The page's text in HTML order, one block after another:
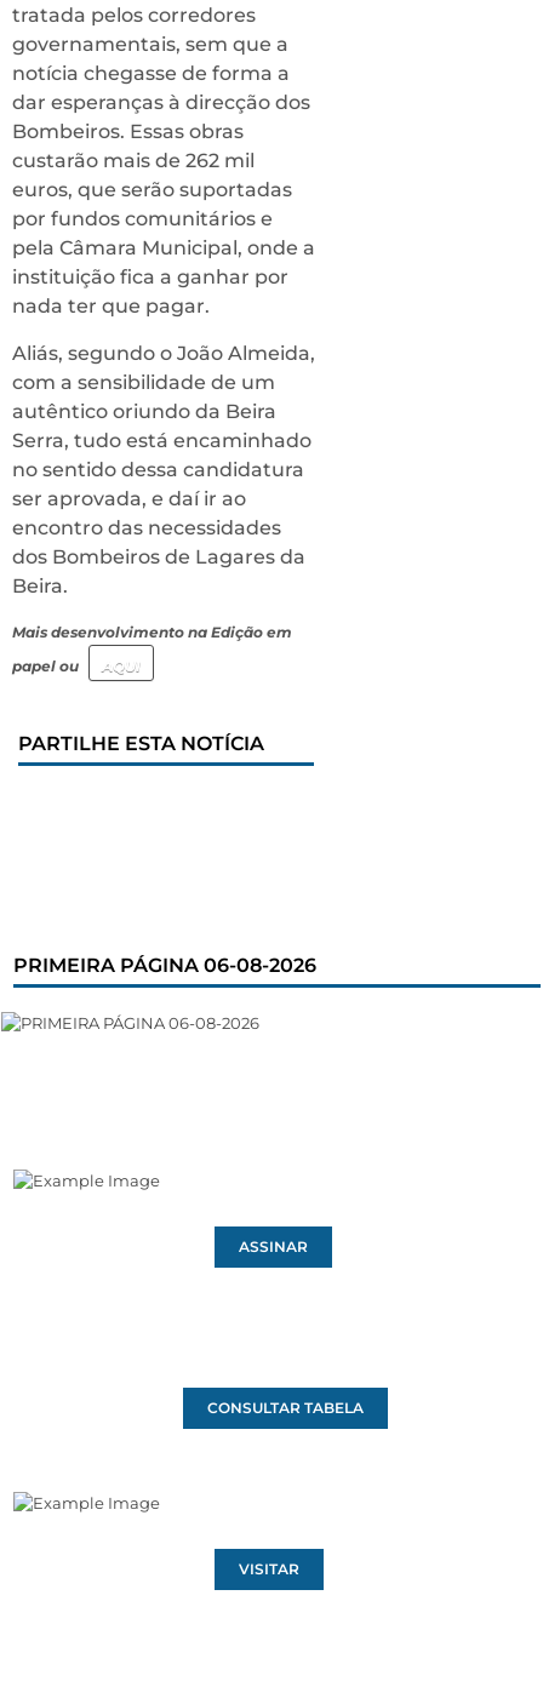
tratada pelos corredores
governamentais, sem que a
notícia chegasse de forma a
dar esperanças à direcção dos
Bombeiros. Essas obras
custarão mais de 262 mil
euros, que serão suportadas
por fundos comunitários e
pela Câmara Municipal, onde a
instituição fica a ganhar por
nada ter que pagar.
Aliás, segundo o João Almeida,
com a sensibilidade de um
autêntico oriundo da Beira
Serra, tudo está encaminhado
no sentido dessa candidatura
ser aprovada, e daí ir ao
encontro das necessidades
dos Bombeiros de Lagares da
Beira.
Mais desenvolvimento na Edição em
papel ou
AQUI
PARTILHE ESTA NOTÍCIA
PRIMEIRA PÁGINA 06-08-2026
ASSINAR
CONSULTAR TABELA
VISITAR